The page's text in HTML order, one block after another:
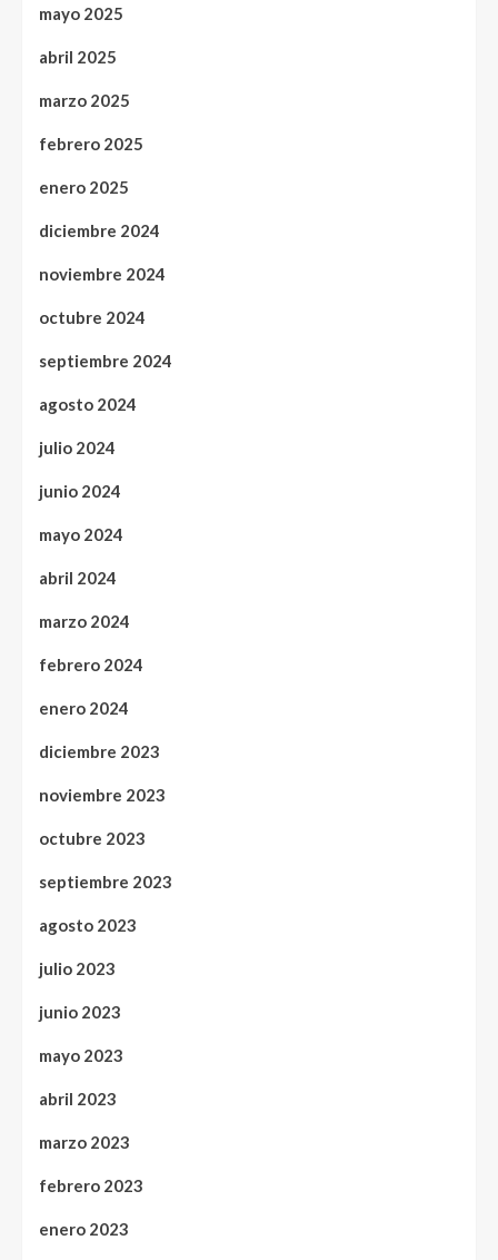
mayo 2025
abril 2025
marzo 2025
febrero 2025
enero 2025
diciembre 2024
noviembre 2024
octubre 2024
septiembre 2024
agosto 2024
julio 2024
junio 2024
mayo 2024
abril 2024
marzo 2024
febrero 2024
enero 2024
diciembre 2023
noviembre 2023
octubre 2023
septiembre 2023
agosto 2023
julio 2023
junio 2023
mayo 2023
abril 2023
marzo 2023
febrero 2023
enero 2023